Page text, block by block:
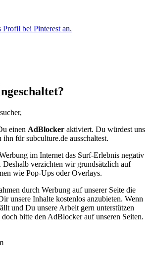
Profil bei Pinterest an.
einen AdBlocker aktiviert. Du würdest uns
für subculture.de ausschaltest.
im Internet das Surf-Erlebnis negativ
Deshalb verzichten wir grundsätzlich auf
wie Pop-Ups oder Overlays.
durch Werbung auf unserer Seite die
unsere Inhalte kostenlos anzubieten. Wenn
und Du unsere Arbeit gern unterstützen
bitte den AdBlocker auf unseren Seiten.